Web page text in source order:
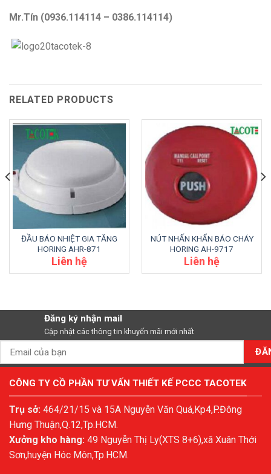
Mr.Tín (0936.114114 – 0386.114114)
RELATED PRODUCTS
ĐẦU BÁO NHIỆT GIA TĂNG
HORING AHR-871
Liên hệ
NÚT NHẤN KHẨN BÁO CHÁY
HORING AH-9717
Liên hệ
Đăng ký nhận mail
Cập nhật các thông tin khuyến mãi mới nhất
CÔNG TY CỒ PHẦN TƯ VẤN THIẾT KẾ PCCC TACOTEK
Trụ sở: 464/21/15 và 15A Nguyễn Văn Quá,Kp4,P.Đông
Hưng Thuận,Q.12,Tp.HCM.
Xưởng kho hàng: 49 Nguyễn Thị Ly(XTS 8+6),xã Xuân Thới
Sơn,huyện Hóc Môn,Tp.HCM.